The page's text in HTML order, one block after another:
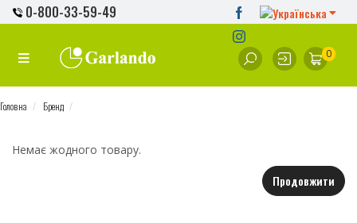
0-800-33-59-49
0
Головна Бренд
Немає жодного товару.
Продовжити